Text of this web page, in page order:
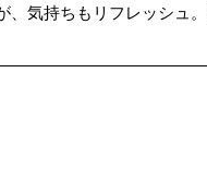
夏のドライブ
、気持ちもリフレッシュ